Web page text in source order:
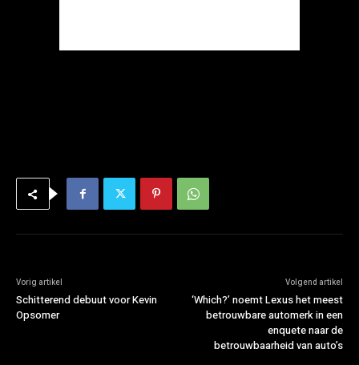
Vorig artikel
Schitterend debuut voor Kevin
Opsomer
Volgend artikel
‘Which?’ noemt Lexus het meest
betrouwbare automerk in een
enquete naar de
betrouwbaarheid van auto’s